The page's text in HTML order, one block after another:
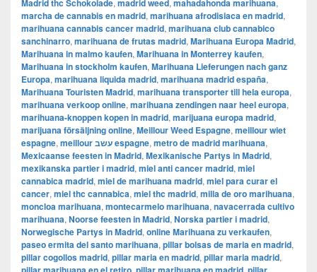
Madrid thc Schokolade, madrid weed, mahadahonda marihuana,
marcha de cannabis en madrid, marihuana afrodisiaca en madrid,
marihuana cannabis cancer madrid, marihuana club cannabico
sanchinarro, marihuana de frutas madrid, Marihuana Europa Madrid,
Marihuana in malmo kaufen, Marihuana in Monterrey kaufen,
Marihuana in stockholm kaufen, Marihuana Lieferungen nach ganz
Europa, marihuana liquida madrid, marihuana madrid españa,
Marihuana Touristen Madrid, marihuana transporter till hela europa,
marihuana verkoop online, marihuana zendingen naar heel europa,
marihuana-knoppen kopen in madrid, marijuana europa madrid,
marijuana försäljning online, Meillour Weed Espagne, meillour wiet
espagne, meillour עשב espagne, metro de madrid marihuana,
Mexicaanse feesten in Madrid, Mexikanische Partys in Madrid,
mexikanska partier i madrid, miel anti cancer madrid, miel
cannabica madrid, miel de marihuana madrid, miel para curar el
cancer, miel thc cannabica, miel thc madrid, milla de oro marihuana,
moncloa marihuana, montecarmelo marihuana, navacerrada cultivo
marihuana, Noorse feesten in Madrid, Norska partier i madrid,
Norwegische Partys in Madrid, online Marihuana zu verkaufen,
paseo ermita del santo marihuana, pillar bolsas de maria en madrid,
pillar cogollos madrid, pillar maria en madrid, pillar maria madrid,